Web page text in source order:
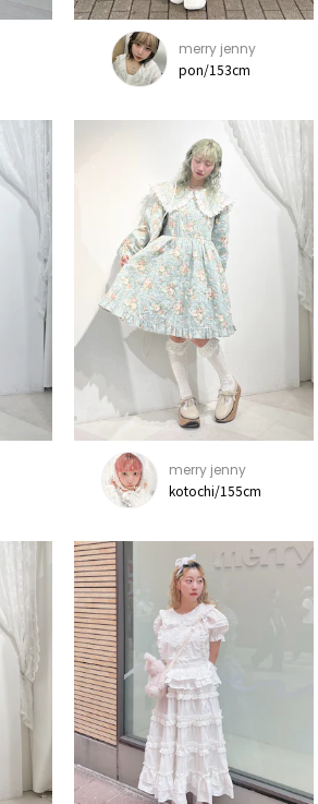
merry jenny
pon/153cm
merry jenny
kotochi/155cm